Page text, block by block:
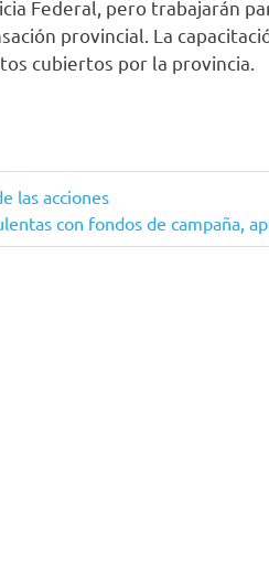
Federal, pero trabajarán
provincial. La
cubiertos por la provincia.
las acciones
con fondos de campaña,